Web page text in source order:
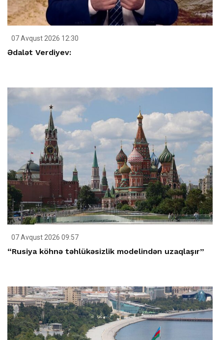
07 Avqust 2026 12:30
Ədalət Verdiyev:
07 Avqust 2026 09:57
“Rusiya köhnə təhlükəsizlik modelindən uzaqlaşır”